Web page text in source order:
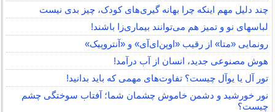
چند دلیل مهم اینکه چرا بهانه گیری‌های کودک، چیز بدی نیست
لباس‎های نو و تمیز هم می‌توانند بیماری‌زا باشند!
رونمایی «متا» از رقیب «اوپن‌ای‌آی» و «آنتروپیک»
هوش مصنوعی جدید، انسان از آب درآمد!
تور آل یا یوآل چیست؟ تفاوت‌های مهمی که باید بدانید!
نور خورشید و دشمن خاموش چشمان شما؛ آفتاب سوختگی چشم
چیست؟